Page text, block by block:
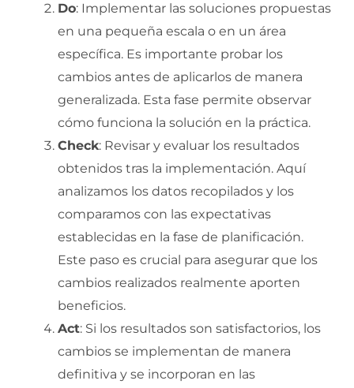
Do: Implementar las soluciones propuestas
en una pequeña escala o en un área
específica. Es importante probar los
cambios antes de aplicarlos de manera
generalizada. Esta fase permite observar
cómo funciona la solución en la práctica.
Check: Revisar y evaluar los resultados
obtenidos tras la implementación. Aquí
analizamos los datos recopilados y los
comparamos con las expectativas
establecidas en la fase de planificación.
Este paso es crucial para asegurar que los
cambios realizados realmente aporten
beneficios.
Act: Si los resultados son satisfactorios, los
cambios se implementan de manera
definitiva y se incorporan en las